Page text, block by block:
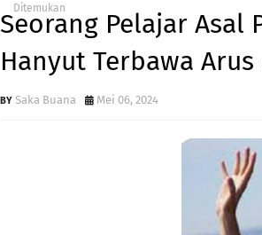
Ditemukan
Seorang Pelajar Asal
Hanyut Terbawa
Saka Buana Mei 06, 2024